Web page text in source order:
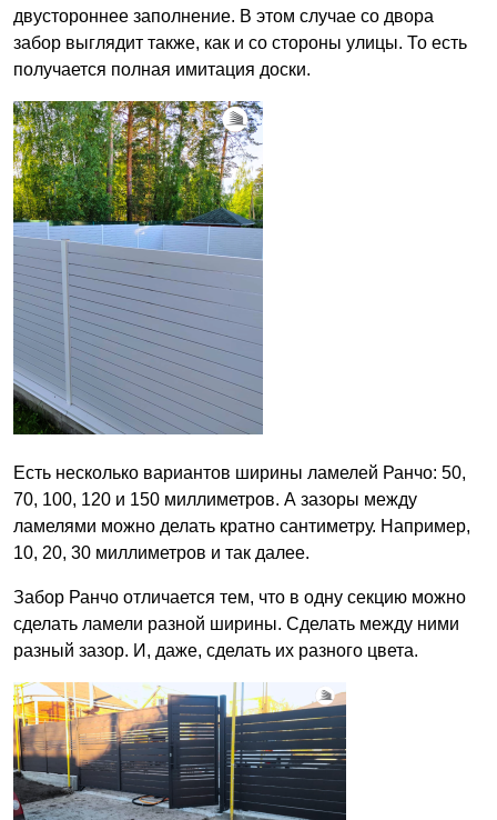
двустороннее заполнение. В этом случае со двора
забор выглядит также, как и со стороны улицы. То есть
получается полная имитация доски.
Есть несколько вариантов ширины ламелей Ранчо: 50,
70, 100, 120 и 150 миллиметров. А зазоры между
ламелями можно делать кратно сантиметру. Например,
10, 20, 30 миллиметров и так далее.
Забор Ранчо отличается тем, что в одну секцию можно
сделать ламели разной ширины. Сделать между ними
разный зазор. И, даже, сделать их разного цвета.